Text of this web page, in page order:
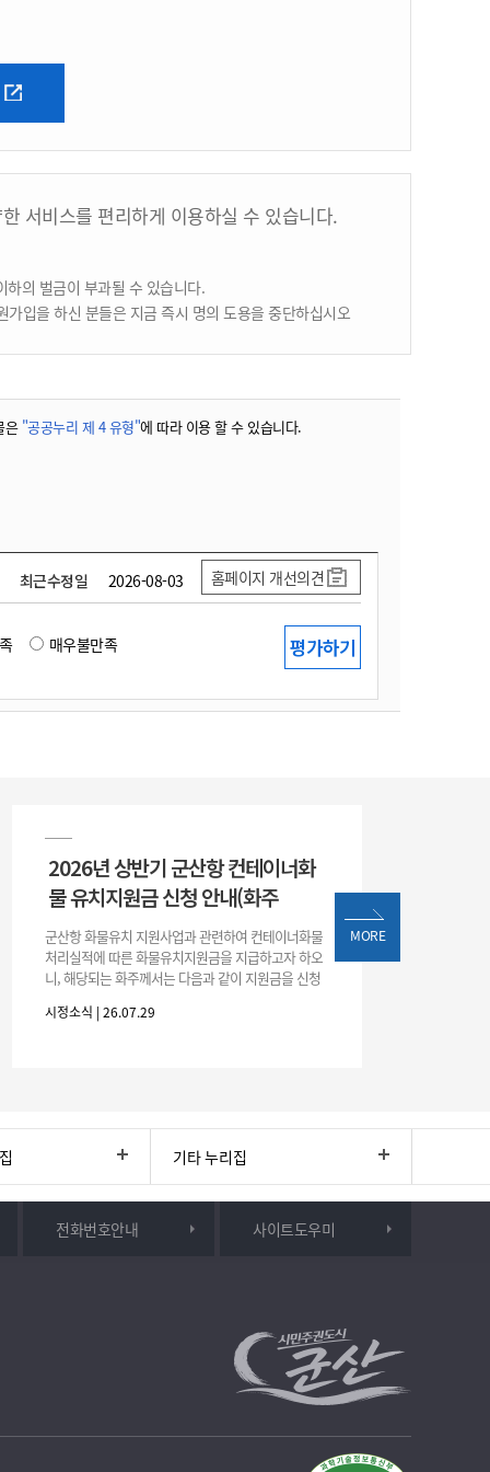
서비스를 편리하게 이용하실 수 있습니다.
의 벌금이 부과될 수 있습니다.
입을 하신 분들은 지금 즉시 명의 도용을 중단하십시오
은 "공공누리 제 4 유형"에 따라 이용 할 수 있습니다.
최근수정일 2026-08-03 홈페이지 개선의견
매우불만족
2026년 상반기 군산항 컨테이너화
물 유치지원금 신청 안내(화주
군산항 화물유치 지원사업과 관련하여 컨테이너화물
처리실적에 따른 화물유치지원금을 지급하고자 하오
니, 해당되는 화주께서는 다음과 같이 지원금을 신청
(6개월
시정소식 | 26.07.29
MORE
기타 누리집
전화번호안내 사이트도우미